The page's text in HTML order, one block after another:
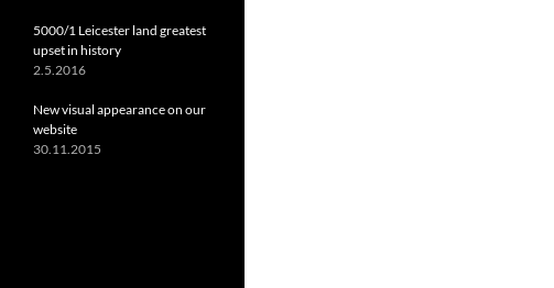
5000/1 Leicester land greatest
upset in history
2.5.2016
New visual appearance on our
website
30.11.2015